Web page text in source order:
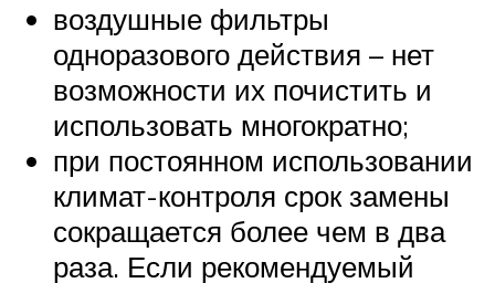
воздушные фильтры
одноразового действия – нет
возможности их почистить и
использовать многократно;
при постоянном использовании
климат-контроля срок замены
сокращается более чем в два
раза. Если рекомендуемый